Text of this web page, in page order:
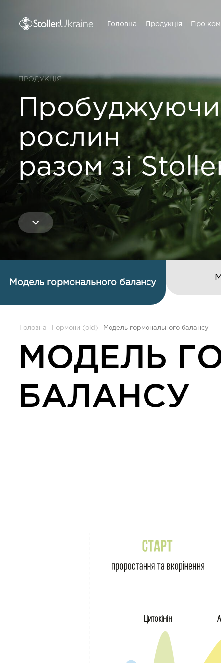
Головна Продукція Про
ПРОДУКЦІЯ
Пробуджуючи
рослин
разом зі
Модель гормонального балансу
Головна Гормони (old) Модель гормонального балансу
МОДЕЛЬ
БАЛАНСУ
Цитокiнiн